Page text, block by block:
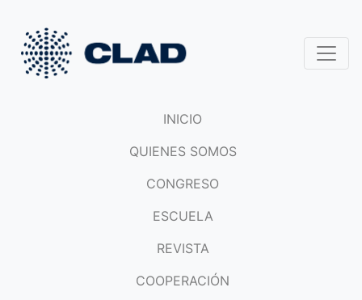
INICIO
QUIENES SOMOS
CONGRESO
ESCUELA
REVISTA
COOPERACIÓN